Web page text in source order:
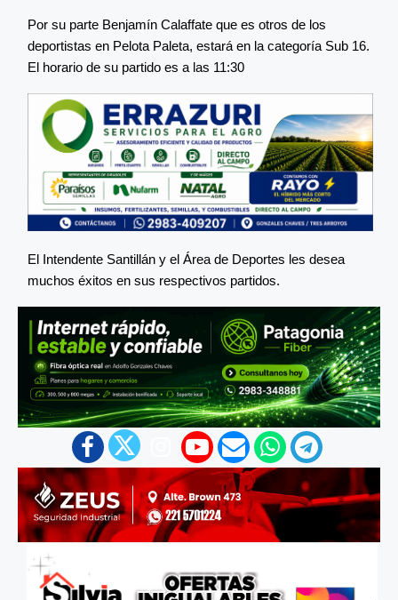
Por su parte Benjamín Calaffate que es otros de los
deportistas en Pelota Paleta, estará en la categoría Sub 16.
El horario de su partido es a las 11:30
El Intendente Santillán y el Área de Deportes les desea
muchos éxitos en sus respectivos partidos.